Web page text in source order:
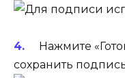
Нажмите
сохранить